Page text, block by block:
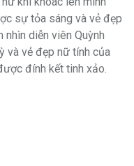
sự tỏa sáng và vẻ đẹp
nhìn diễn viên Quỳnh
và vẻ đẹp nữ tính của
đính kết tinh xảo.